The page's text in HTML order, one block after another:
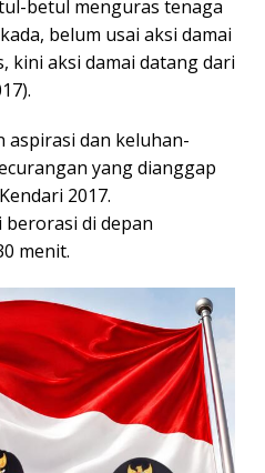
betul menguras tenaga
belum usai aksi damai
kini aksi damai datang dari
aspirasi dan keluhan-
yang dianggap
2017.
di depan
menit.